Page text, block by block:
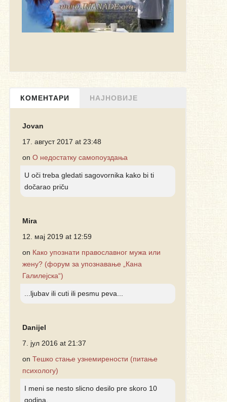
КОМЕНТАРИ НАЈНОВИЈЕ
Jovan
17. август 2017 at 23:48
on О недостатку самопоуздања
U oči treba gledati sagovornika kako bi ti
dočarao priču
Mira
12. мај 2019 at 12:59
on Како упознати православног мужа или
жену? (форум за упознавање „Кана
Галилејска“)
...ljubav ili cuti ili pesmu peva...
Danijel
7. јул 2016 at 21:37
on Тешко стање узнемирености (питање
психологу)
I meni se nesto slicno desilo pre skoro 10
godina.